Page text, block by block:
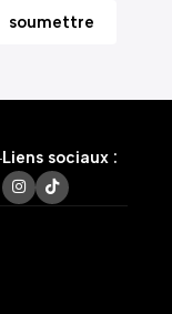
Liens sociaux :